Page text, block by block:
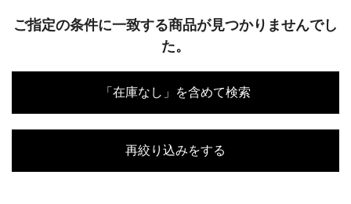
ご指定の条件に一致する商品が見つかりませんでし
た。
「在庫なし」を含めて検索
再絞り込みをする